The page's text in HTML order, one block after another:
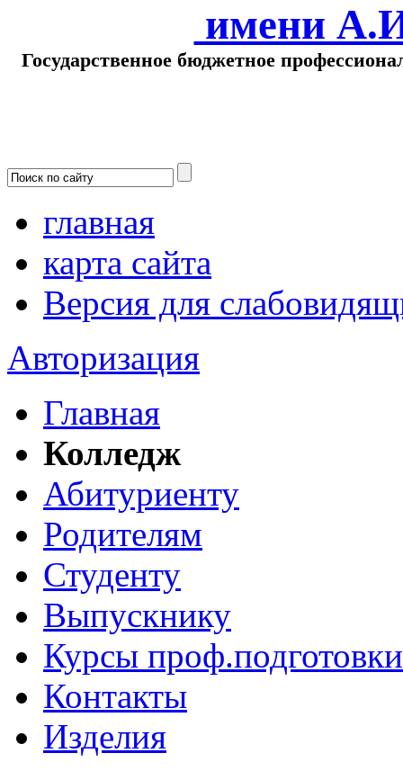
имени
Государственное бюджетное
главная
карта сайта
Версия для
Авторизация
Главная
Колледж
Абитуриенту
Родителям
Студенту
Выпускнику
Курсы проф.подготовки
Контакты
Изделия